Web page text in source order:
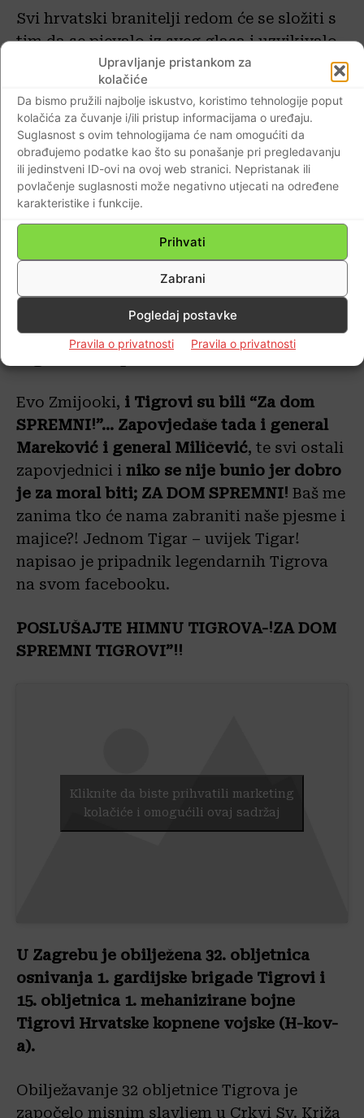
Upravljanje pristankom za
kolačiće
Da bismo pružili najbolje iskustvo, koristimo tehnologije poput
kolačića za čuvanje i/ili pristup informacijama o uređaju.
Suglasnost s ovim tehnologijama će nam omogućiti da
obrađujemo podatke kao što su ponašanje pri pregledavanju
ili jedinstveni ID-ovi na ovoj web stranici. Nepristanak ili
povlačenje suglasnosti može negativno utjecati na određene
karakteristike i funkcije.
Prihvati
Zabrani
Pogledaj postavke
Pravila o privatnosti Pravila o privatnosti
Svi hrvatski branitelji redom će se složiti s
tim da se pjevalo iz sveg glasa i uzvikivalo
“Za dom spremni”…Rijetke su postrojbe i
samostalne satnije vodovi ili pojedinci koji
nisu zapjevali i uskliknuli“Za dom
spremni”, takvih niti nema!! A za što bi
drugo bili u obrani od brutalne srpske
agresije spremni već za svoj dom, svoju
Domovinu , svoj narod. Tako su i Tigrovi u
svojoj himni koja ih je nosila u vihorima
krvoločnog obrambenog rata pjevali uglas
kao i mnogi drugi,
Za dom spremni
Tigrovi!!
Na svom facebooku oglasio se jedan od
Evo Zmijooki, i Tigrovi su bili “Za dom
SPREMNI!”… Zapovjedaše tada i general
Mareković i general Miličević, te svi ostali
zapovjednici i niko se nije bunio jer dobro
je za moral biti; ZA DOM SPREMNI! Baš me
zanima tko će nama zabraniti naše pjesme i
majice?! Jednom Tigar – uvijek Tigar!
napisao je pripadnik legendarnih Tigrova
na svom facebooku.
POSLUŠAJTE HIMNU TIGROVA-!ZA DOM
SPREMNI TIGROVI”!!
Kliknite da biste prihvatili marketing
kolačiće i omogućili ovaj sadržaj
U Zagrebu je obilježena 32. obljetnica
osnivanja 1. gardijske brigade Tigrovi i
15. obljetnica 1. mehanizirane bojne
Tigrovi Hrvatske kopnene vojske (H-kov-
a).
Obilježavanje 32 obljetnice Tigrova je
započelo misnim slavljem u Crkvi Sv. Križa